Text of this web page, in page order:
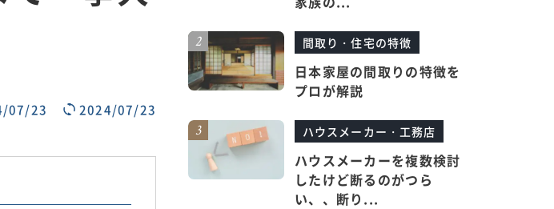
07/23 2024/07/23
間取り・住宅の特徴
日本家屋の間取りの特徴を
プロが解説
ハウスメーカー・工務店
ハウスメーカーを複数検討
したけど断るのがつら
い、、断り...